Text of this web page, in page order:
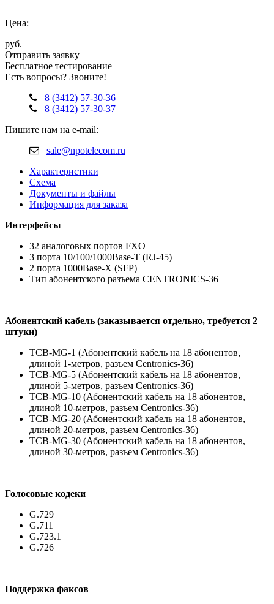
Цена:
руб.
Отправить заявку
Бесплатное тестирование
Есть вопросы? Звоните!
8 (3412) 57-30-36
8 (3412) 57-30-37
Пишите нам на e-mail:
sale@npotelecom.ru
Характеристики
Схема
Документы и файлы
Информация для заказа
Интерфейсы
32 аналоговых портов FXO
3 порта 10/100/1000Base-T (RJ-45)
2 порта 1000Base-X (SFP)
Тип абонентского разъема CENTRONICS-36
Абонентский кабель (заказывается отдельно, требуется 2
штуки)
ТСВ-MG-1 (Абонентский кабель на 18 абонентов,
длиной 1-метров, разъем Centronics-36)
ТСВ-MG-5 (Абонентский кабель на 18 абонентов,
длиной 5-метров, разъем Centronics-36)
ТСВ-MG-10 (Абонентский кабель на 18 абонентов,
длиной 10-метров, разъем Centronics-36)
ТСВ-MG-20 (Абонентский кабель на 18 абонентов,
длиной 20-метров, разъем Centronics-36)
ТСВ-MG-30 (Абонентский кабель на 18 абонентов,
длиной 30-метров, разъем Centronics-36)
Голосовые кодеки
G.729
G.711
G.723.1
G.726
Поддержка факсов